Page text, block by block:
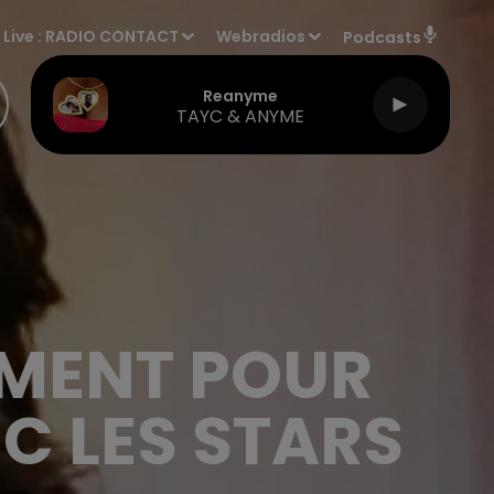
Live : RADIO CONTACT Webradios Podcasts
Reanyme
TAYC & ANYME
POUR
LES STARS